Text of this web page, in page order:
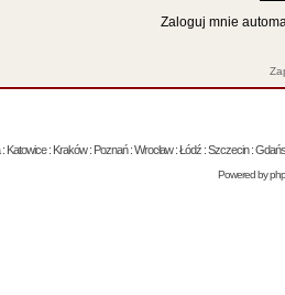
Zaloguj mnie
Katowice : Kraków : Poznań : Wrocław : Łódź : Szczecin :
Powered by